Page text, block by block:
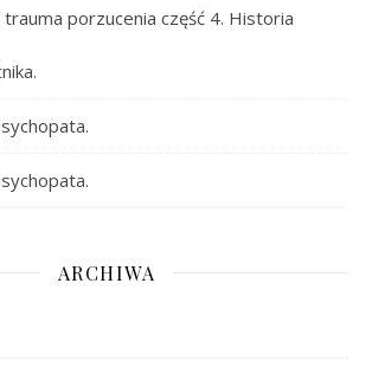
trauma porzucenia część 4. Historia
ARCHIWA